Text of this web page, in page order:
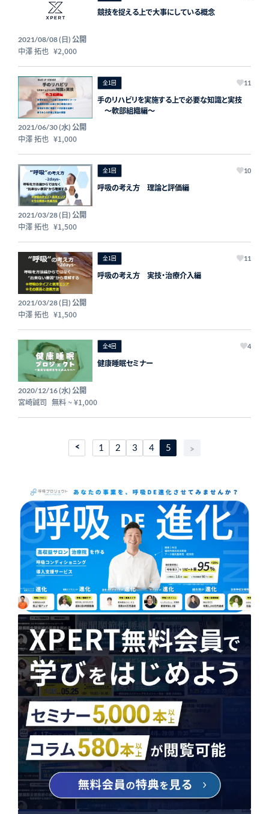
競技を捉える上で大事にしている概念
2021/08/08 (日) 公開
中澤 拓也 ¥2,000
全1回 11
手のリハビリを実施する上で必要な知識と実技
〜軟部組織編〜
2021/06/30 (水) 公開
中澤 拓也 ¥1,000
全1回 10
呼吸の考え方 理論と評価編
2021/03/28 (日) 公開
中澤 拓也 ¥1,500
全1回 11
呼吸の考え方 実技・治療介入編
2021/03/28 (日) 公開
中澤 拓也 ¥1,500
全4回 4
健康睡眠セミナー
2020/12/16 (水) 公開
宮崎誠司 無料~¥1,000
1 2 3 4 5